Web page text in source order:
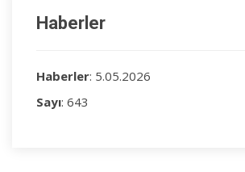
Haberler
Haberler: 5.05.2026
Sayı: 643